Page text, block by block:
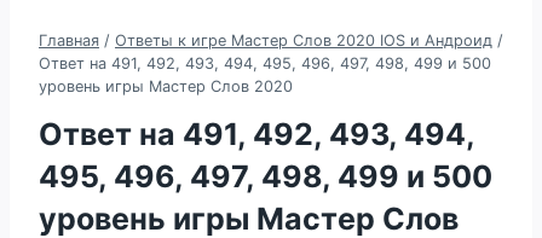
Главная / Ответы к игре Мастер Слов 2020 IOS и Андроид /
Ответ на 491, 492, 493, 494, 495, 496, 497, 498, 499 и 500
уровень игры Мастер Слов 2020
Ответ на 491, 492, 493, 494,
495, 496, 497, 498, 499 и 500
уровень игры Мастер Слов